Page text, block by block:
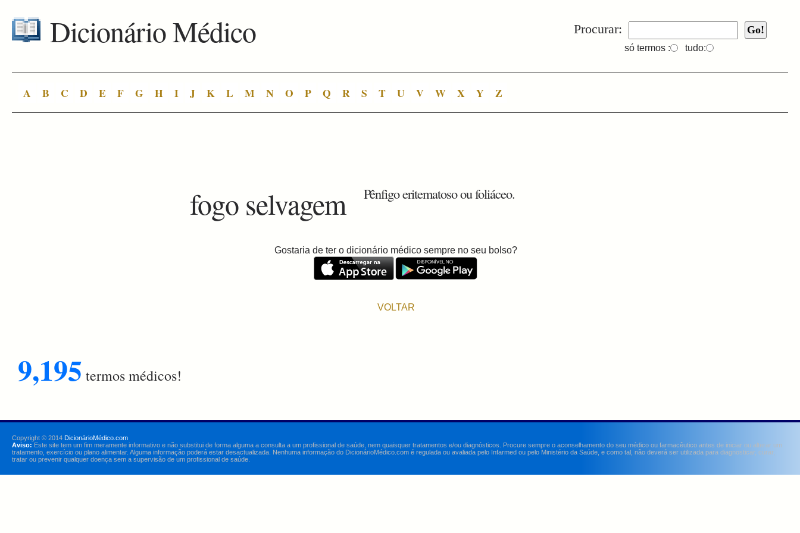
Procurar:
só termos : tudo:
Dicionário Médico
A B C D E F G H I J K L M N O P Q R S T U V W X Y Z
fogo selvagem Pênfigo eritematoso ou foliáceo.
Gostaria de ter o dicionário médico sempre no seu bolso?
VOLTAR
9,195 termos médicos!
Copyright © 2014 DicionárioMédico.com
Aviso: Este site tem um fim meramente informativo e não substitui de forma alguma a consulta a um profissional de saúde, nem quaisquer tratamentos e/ou diagnósticos. Procure sempre o aconselhamento do seu médico ou farmacêutico antes de iniciar ou alterar um
tratamento, exercício ou plano alimentar. Alguma informação poderá estar desactualizada. Nenhuma informação do DicionárioMédico.com é regulada ou avaliada pelo Infarmed ou pelo Ministério da Saúde, e como tal, não deverá ser utilizada para diagnosticar, curar,
tratar ou prevenir qualquer doença sem a supervisão de um profissional de saúde.